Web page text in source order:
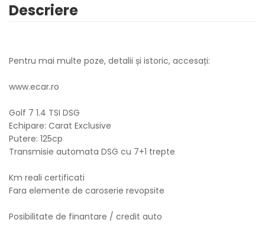
Descriere
Pentru mai multe poze, detalii și istoric, accesați:
www.ecar.ro
Golf 7 1.4 TSI DSG
Echipare: Carat Exclusive
Putere: 125cp
Transmisie automata DSG cu 7+1 trepte
Km reali certificati
Fara elemente de caroserie revopsite
Posibilitate de finantare / credit auto